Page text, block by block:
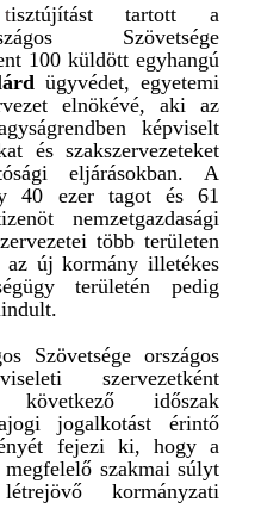
tisztújítást tartott a
Szövetsége
100 küldött egyhangú
ügyvédet, egyetemi
elnökévé, aki az
képviselt
és szakszervezeteket
eljárásokban. A
40 ezer tagot és 61
nemzetgazdasági
több területen
az új kormány illetékes
területén pedig
Szövetsége országos
szervezetként
időszak
jogalkotást érintő
fejezi ki, hogy a
szakmai súlyt
kormányzati